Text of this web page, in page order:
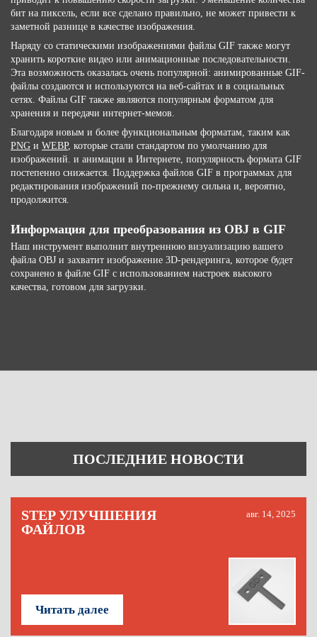
бит на пиксель, если все сделано правильно, не может привести к
заметной разнице в качестве изображения.
Наряду со статическими изображениями файлы GIF также могут
хранить короткие видео или анимационные последовательности.
Эта возможность оказалась очень популярной: анимированные GIF-
файлы создаются и используются на веб-сайтах и ​​в социальных
сетях. Файлы GIF также являются популярным форматом для
хранения и передачи интернет-мемов.
Благодаря новым и более функциональным форматам, таким как
PNG и WEBP, которые стали стандартом по умолчанию для
изображений. и анимации в Интернете, популярность формата GIF
постепенно снижается. Поддержка файлов GIF в программах для
редактирования изображений по-прежнему сильна и, вероятно,
продолжится.
Информация для преобразования из OBJ в GIF
Наш инструмент выполнит внутреннюю визуализацию вашего
файла OBJ и захватит изображение 3D-рендеринга, которое будет
сохранено в файле GIF с использованием настроек высокого
качества, готовом для загрузки.
ПОСЛЕДНИЕ НОВОСТИ
STEP УЛУЧШЕНИЯ
ФАЙЛОВ
авг. 14, 2025
Читать далее